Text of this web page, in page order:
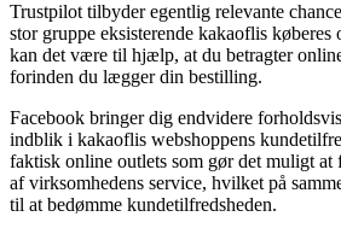
Trustpilot tilbyder egentlig relevante
stor gruppe eksisterende kakaoflis køberes
kan det være til hjælp, at du betragter
forinden du lægger din bestilling.
Facebook bringer dig endvidere
indblik i kakaoflis webshoppens
faktisk online outlets som gør det muligt at
af virksomhedens service, hvilket på
til at bedømme kundetilfredsheden.